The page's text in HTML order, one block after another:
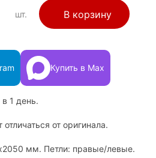
шт. В корзину
Купить в Max
1 день.
от оригинала.
мм. Петли: правые/левые.